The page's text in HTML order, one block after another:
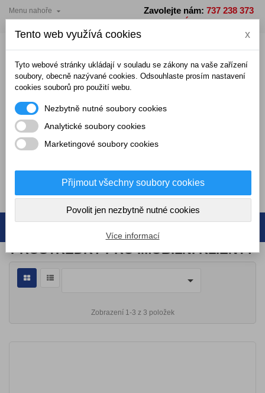
Přidat do seznamu přání ×
add_circle_outline Vytvořit nový seznam
Vytvořit seznam přání ×
Zrušit Vytvořit seznam přání
((modalTitle)) ×
((confirmMessage))
((cancelText))
Přihlásit se ×
Musíte být přihlášení, abyste mohli ukládat produkty do
seznamu přání.
Zrušit Přihlásit se
Menu nahoře  Zavolejte nám: 737 238 373
PO - PÁ: 7 - 15 hodin
0,00 Kč
PROSTŘEDKY PRO IMOBILNÍ KLIENTY

Zobrazení 1-3 z 3 položek
Tento web využívá cookies x
Tyto webové stránky ukládají v souladu se zákony na vaše zařízení
soubory, obecně nazývané cookies. Odsouhlaste prosím nastavení
cookies souborů pro použití webu.
Nezbytně nutné soubory cookies
Analytické soubory cookies
Marketingové soubory cookies
Přijmout všechny soubory cookies
Povolit jen nezbytně nutné cookies
Více informací